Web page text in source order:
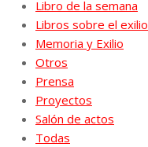
Libro de la semana
Libros sobre el exilio
Memoria y Exilio
Otros
Prensa
Proyectos
Salón de actos
Todas